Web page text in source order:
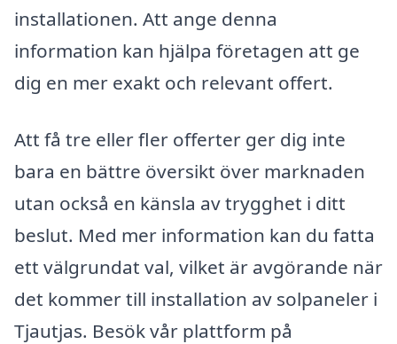
installationen. Att ange denna
information kan hjälpa företagen att ge
dig en mer exakt och relevant offert.
Att få tre eller fler offerter ger dig inte
bara en bättre översikt över marknaden
utan också en känsla av trygghet i ditt
beslut. Med mer information kan du fatta
ett välgrundat val, vilket är avgörande när
det kommer till installation av solpaneler i
Tjautjas. Besök vår plattform på